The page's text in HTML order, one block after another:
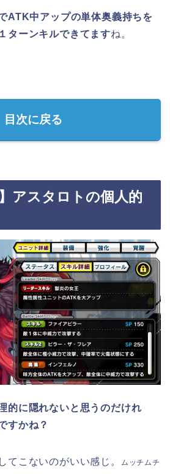
ATK中アップの単体奥義持ちを
ターンキルできてますね。
目次に戻る
アスタロトの個人的
的に隠れないと思うのだけれ
すかね？
てこないのがいい感じ。 ムッチムチ